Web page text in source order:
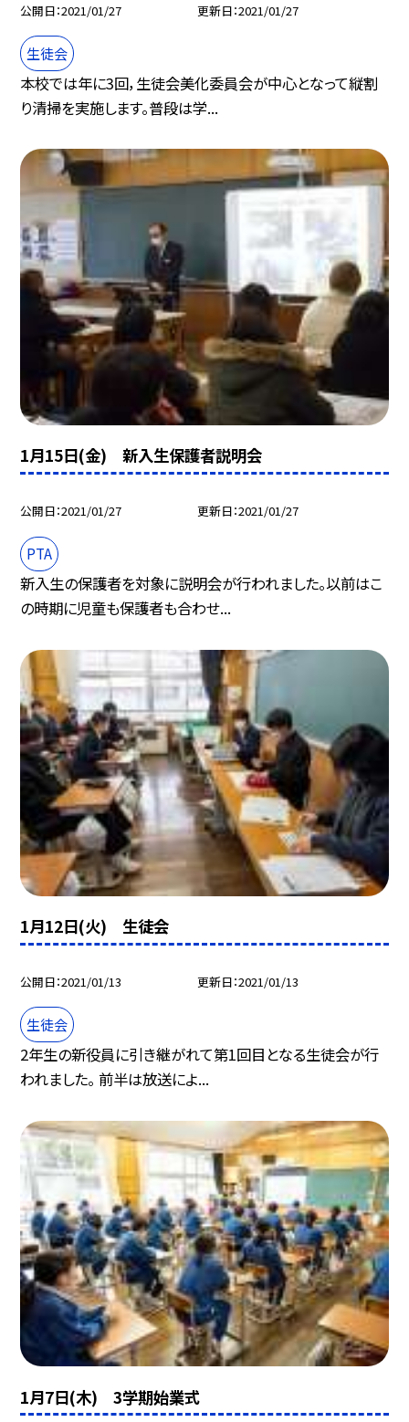
公開日 2021/01/27 更新日 2021/01/27
生徒会
本校では年に3回，生徒会美化委員会が中心となって縦割
り清掃を実施します。普段は学...
1月15日(金) 新入生保護者説明会
公開日 2021/01/27 更新日 2021/01/27
PTA
新入生の保護者を対象に説明会が行われました。以前はこ
の時期に児童も保護者も合わせ...
1月12日(火) 生徒会
公開日 2021/01/13 更新日 2021/01/13
生徒会
2年生の新役員に引き継がれて第1回目となる生徒会が行
われました。 前半は放送によ...
1月7日(木) 3学期始業式